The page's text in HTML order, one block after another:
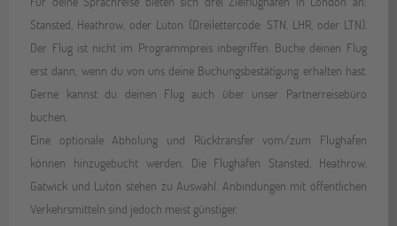
Stansted, Heathrow, oder Luton (Dreilettercode: STN, LHR, oder LTN).
Der Flug ist nicht im Programmpreis inbegriffen. Buche deinen Flug
erst dann, wenn du von uns deine Buchungsbestätigung erhalten hast.
Gerne kannst du deinen Flug auch über unser Partnerreisebüro
buchen.
Eine optionale Abholung und Rücktransfer vom/zum Flughafen
können hinzugebucht werden. Die Flughäfen Stansted, Heathrow,
Gatwick und Luton stehen zu Auswahl. Anbindungen mit öffentlichen
Verkehrsmitteln sind jedoch meist günstiger.